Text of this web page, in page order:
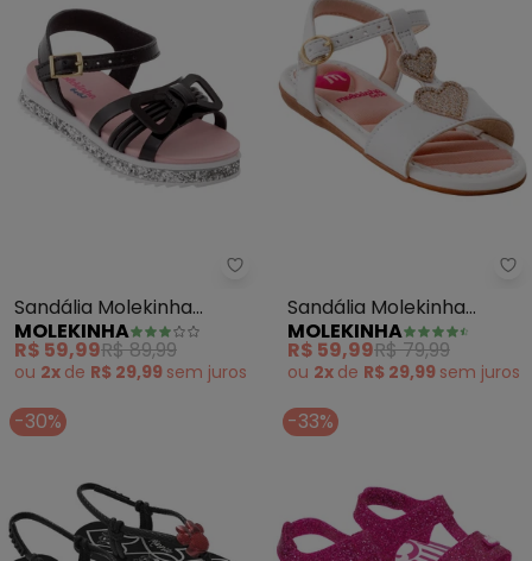
Molekinha - Sandália
Sandália Molekinha
(Preto) em Verniz
MOLEKINHA
R$ 59,99R$ 89,99
ou 2x de R$ 29,99 sem juros
Sandália Molekinha
(Branca) em Sintético
MOLEKINHA
R$ 59,99R$ 79,99
ou 2x de R$ 29,99 sem juros
-30% -33%